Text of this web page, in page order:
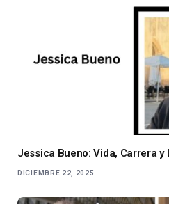
Jessica Bueno: Vida, Carrera y
DICIEMBRE 22, 2025